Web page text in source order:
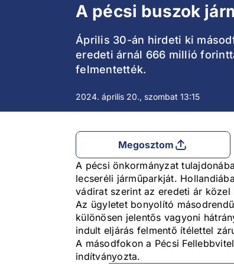
A pécsi buszok
Április 30-án hirdeti ki
eredeti árnál 666 millió
felmentették.
2024. április 20., szombat 13:15
Megosztom
A pécsi önkormányzat
lecseréli járműparkját.
vádirat szerint az eredeti ár
Az ügyletet bonyolító
különösen jelentős vagyoni
indult eljárás felmentő ítélettel
A másodfokon a Pécsi
indítványozta.